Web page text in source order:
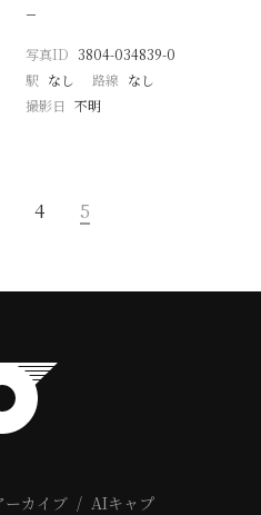
−
写真ID 3804-034839-0
駅 なし 路線 なし
撮影日 不明
4 5
ーカイブ AIキャプ